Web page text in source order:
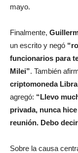
mayo.
Finalmente,
un escrito y negó
funcionarios para
Milei”. También
criptomoneda
agregó: “Llevo
privada, nunca
reunión. Debo
Sobre la causa